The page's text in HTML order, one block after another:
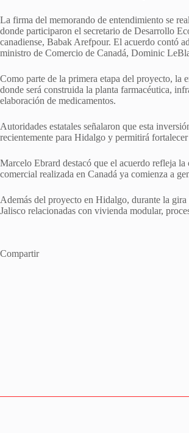
La firma del memorando de entendimiento se
donde participaron el secretario de Desarrollo
canadiense, Babak Arefpour. El acuerdo contó
ministro de Comercio de Canadá, Dominic
Como parte de la primera etapa del proyecto, la
donde será construida la planta farmacéutica,
elaboración de medicamentos.
Autoridades estatales señalaron que esta
recientemente para Hidalgo y permitirá
Marcelo Ebrard destacó que el acuerdo refleja
comercial realizada en Canadá ya comienza a
Además del proyecto en Hidalgo, durante la
Jalisco relacionadas con vivienda modular,
Compartir